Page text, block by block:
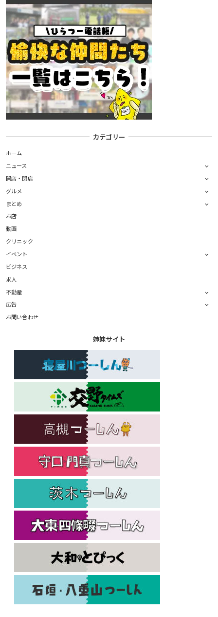
カテゴリー
ホーム
ニュース
開店・閉店
グルメ
まとめ
お店
動画
クリニック
イベント
ビジネス
求人
不動産
広告
お問い合わせ
姉妹サイト